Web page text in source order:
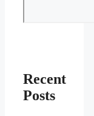
Recent
Posts